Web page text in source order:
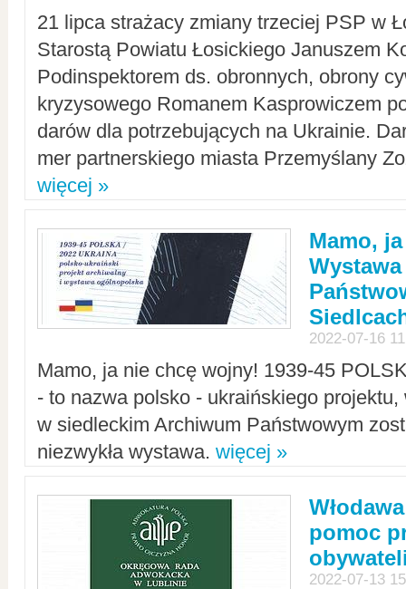
21 lipca strażacy zmiany trzeciej PSP w
Starostą Powiatu Łosickiego Januszem
Podinspektorem ds. obronnych, obrony
kryzysowego Romanem Kasprowiczem
darów dla potrzebujących na Ukrainie.
mer partnerskiego miasta Przemyślany
więcej »
Mamo,
2022-07-16
Mamo, ja nie chcę wojny! 1939-45
- to nazwa polsko - ukraińskiego
w siedleckim Archiwum Państwowym
niezwykła wystawa. więcej »
pomoc
2022-07-13